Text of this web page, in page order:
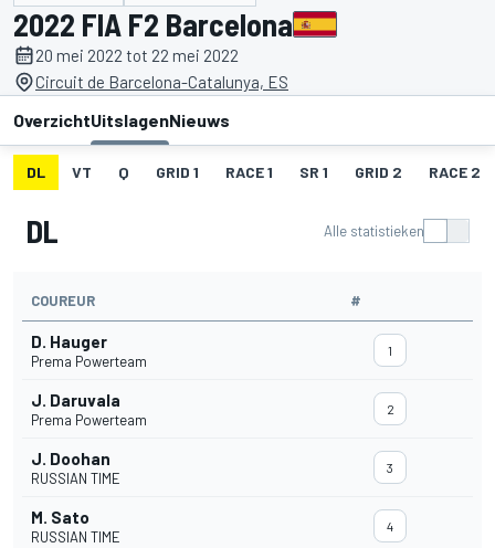
2022 FIA F2 Barcelona
20 mei 2022 tot 22 mei 2022
Circuit de Barcelona-Catalunya, ES
OverzichtUitslagenNieuws
DL VT Q GRID 1 RACE 1 SR 1 GRID 2 RACE 2
DL Alle statistieken
COUREUR #
D. Hauger
Prema Powerteam
1
J. Daruvala
Prema Powerteam
2
J. Doohan
RUSSIAN TIME
3
M. Sato
RUSSIAN TIME
4